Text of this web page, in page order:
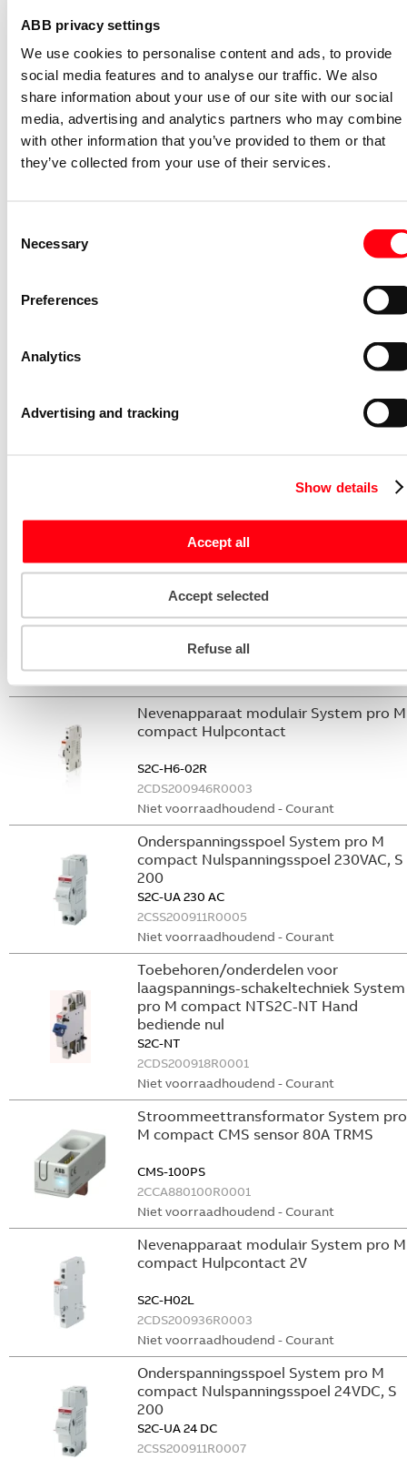
ABB privacy settings
We use cookies to personalise content and ads, to provide
social media features and to analyse our traffic. We also
share information about your use of our site with our social
media, advertising and analytics partners who may combine
with other information that you’ve provided to them or that
they’ve collected from your use of their services.
Selection
Necessary
Preferences
Analytics
Advertising and tracking
Show details
Accept all
Accept selected
Refuse all
Niet voorraadhoudend - Courant
Nevenapparaat modulair System pro M
compact Hulpcontact aan de
2NO
S2C-H6-20R
2CDS200946R0002
Niet voorraadhoudend - Courant
vermogensschakelaar System pro M
compact Through the door operator
Niet voorraadhoudend - Courant
Niet voorraadhoudend - Courant
compact Hulpcontact 2M
S2C-H20L
Nevenapparaat modulair System pro M
compact Hulpcontact
S2C-H6-02R
2CDS200946R0003
Niet voorraadhoudend - Courant
Onderspanningsspoel System pro M
compact Nulspanningsspoel 230VAC, S
200
S2C-UA 230 AC
2CSS200911R0005
Niet voorraadhoudend - Courant
Toebehoren/onderdelen voor
laagspannings-schakeltechniek System
pro M compact NTS2C-NT Hand
bediende nul
S2C-NT
2CDS200918R0001
Niet voorraadhoudend - Courant
Stroommeettransformator System pro
M compact CMS sensor 80A TRMS
CMS-100PS
2CCA880100R0001
Niet voorraadhoudend - Courant
Nevenapparaat modulair System pro M
compact Hulpcontact 2V
S2C-H02L
2CDS200936R0003
Niet voorraadhoudend - Courant
Onderspanningsspoel System pro M
compact Nulspanningsspoel 24VDC, S
200
S2C-UA 24 DC
2CSS200911R0007